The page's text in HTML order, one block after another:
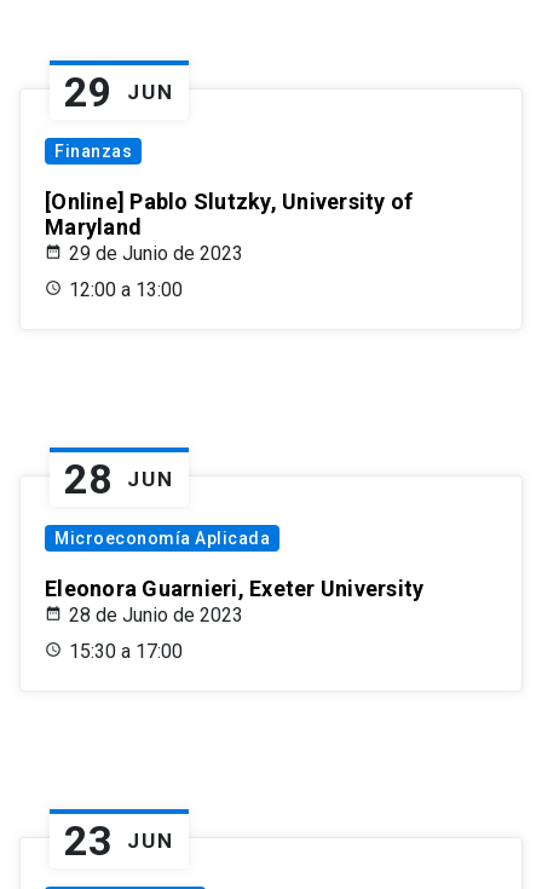
29 JUN
Finanzas
[Online] Pablo Slutzky, University of
Maryland
29 de Junio de 2023
12:00 a 13:00
28 JUN
Microeconomía Aplicada
Eleonora Guarnieri, Exeter University
28 de Junio de 2023
15:30 a 17:00
23 JUN